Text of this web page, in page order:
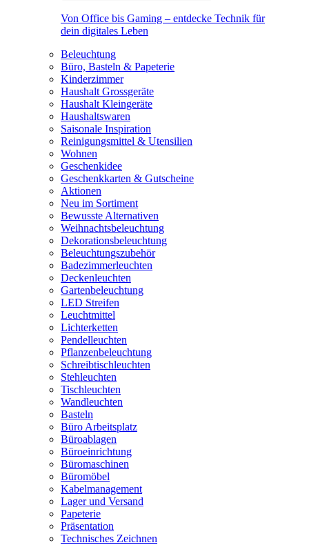
Von Office bis Gaming – entdecke Technik für
dein digitales Leben
Beleuchtung
Büro, Basteln & Papeterie
Kinderzimmer
Haushalt Grossgeräte
Haushalt Kleingeräte
Haushaltswaren
Saisonale Inspiration
Reinigungsmittel & Utensilien
Wohnen
Geschenkidee
Geschenkkarten & Gutscheine
Aktionen
Neu im Sortiment
Bewusste Alternativen
Weihnachtsbeleuchtung
Dekorationsbeleuchtung
Beleuchtungszubehör
Badezimmerleuchten
Deckenleuchten
Gartenbeleuchtung
LED Streifen
Leuchtmittel
Lichterketten
Pendelleuchten
Pflanzenbeleuchtung
Schreibtischleuchten
Stehleuchten
Tischleuchten
Wandleuchten
Basteln
Büro Arbeitsplatz
Büroablagen
Büroeinrichtung
Büromaschinen
Büromöbel
Kabelmanagement
Lager und Versand
Papeterie
Präsentation
Technisches Zeichnen